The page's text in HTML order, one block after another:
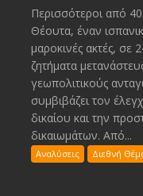
Περισσότεροι από
Θέουτα, έναν
μαροκινές ακτές, σε
ζητήματα
γεωπολιτικούς
συμβιβάζει τον
δικαίου και την
δικαιωμάτων. Από...
Αναλύσεις Διεθνή